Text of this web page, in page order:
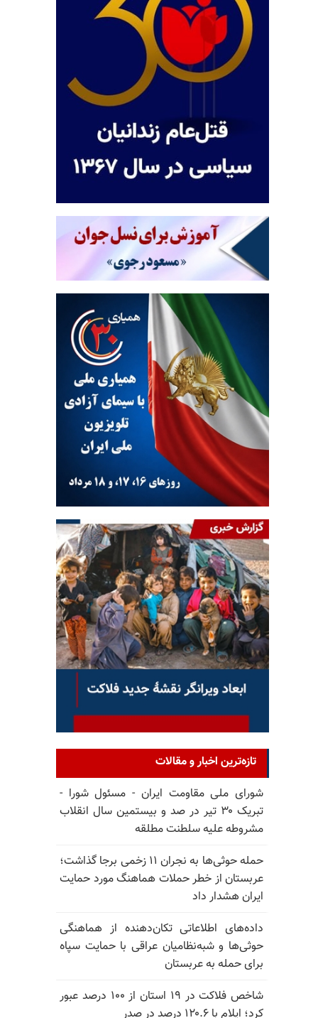
تازه‌ترین اخبار و مقالات
شورای ملی مقاومت ایران - مسئول شورا -
تبریک ۳۰ تیر در صد و بیستمین سال انقلاب
مشروطه علیه سلطنت مطلقه
حمله حوثی‌ها به نجران ۱۱ زخمی برجا گذاشت؛
عربستان از خطر حملات هماهنگ مورد حمایت
ایران هشدار داد
داده‌های اطلاعاتی تکان‌دهنده از هماهنگی
حوثی‌ها و شبه‌نظامیان عراقی با حمایت سپاه
برای حمله به عربستان
شاخص فلاکت در ۱۹ استان از ۱۰۰ درصد عبور
کرد؛ ایلام با ۱۲۰.۶ درصد در صدر